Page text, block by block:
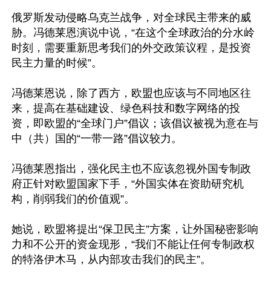
俄罗斯发动侵略乌克兰战争，对全球民主带来的威
胁。冯德莱恩演说中说，“在这个全球政治的分水岭
时刻，需要重新思考我们的外交政策议程，是投资
民主力量的时候”。
冯德莱恩说，除了西方，欧盟也应该与不同地区往
来，提高在基础建设、绿色科技和数字网络的投
资，即欧盟的“全球门户”倡议；该倡议被视为意在与
中（共）国的“一带一路”倡议较力。
冯德莱恩指出，强化民主也不应该忽视外国专制政
府正针对欧盟国家下手，“外国实体在资助研究机
构，削弱我们的价值观”。
她说，欧盟将提出“保卫民主”方案，让外国秘密影响
力和不公开的资金现形，“我们不能让任何专制政权
的特洛伊木马，从内部攻击我们的民主”。